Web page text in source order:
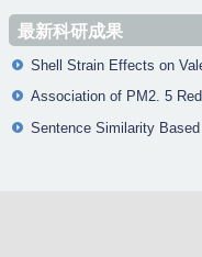
最新科研成果
Shell Strain Effects on
Association of PM2. 5
Sentence Similarity